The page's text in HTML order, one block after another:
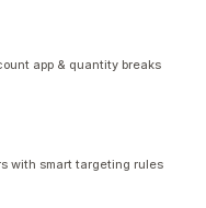
app & quantity breaks
with smart targeting rules